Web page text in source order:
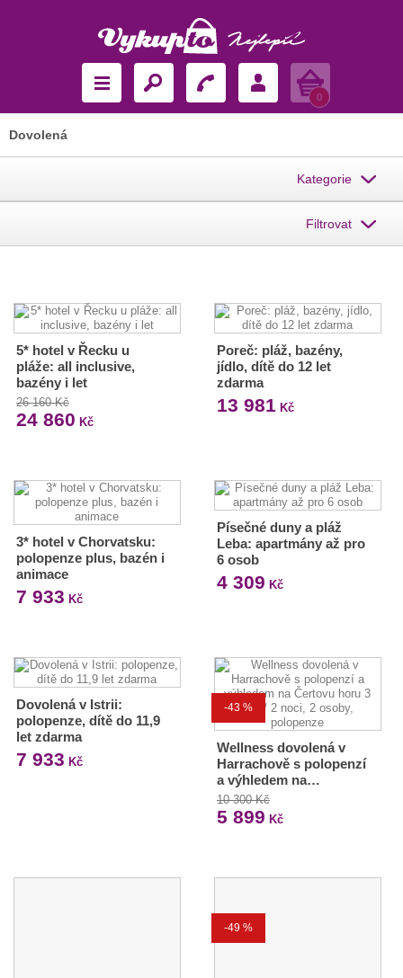
Košík
0
Dovolená
Kategorie
Filtrovat
5* hotel v Řecku u
pláže: all inclusive,
bazény i let
26 160 Kč
24 860 Kč
Poreč: pláž, bazény,
jídlo, dítě do 12 let
zdarma
13 981 Kč
3* hotel v Chorvatsku:
polopenze plus, bazén i
animace
7 933 Kč
Písečné duny a pláž
Leba: apartmány až pro
6 osob
4 309 Kč
Dovolená v Istrii:
polopenze, dítě do 11,9
let zdarma
7 933 Kč
-43 %
Wellness dovolená v
Harrachově s polopenzí
a výhledem na…
10 300 Kč
5 899 Kč
-49 %